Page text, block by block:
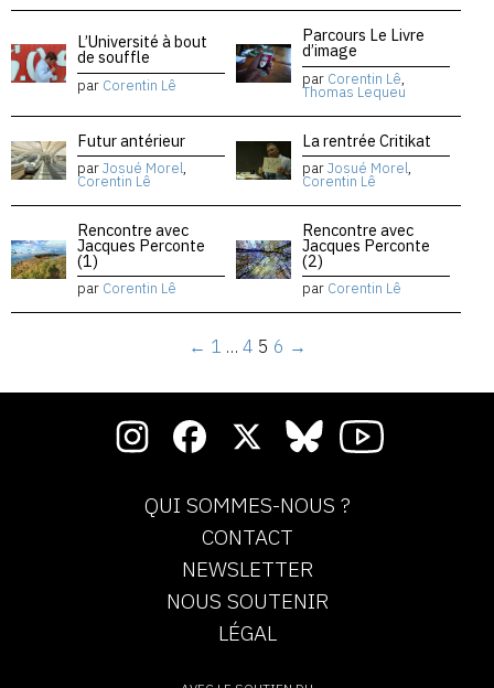
L’Université à bout
de souffle
par Corentin Lê
Parcours Le Livre
d’image
par Corentin Lê,
Thomas Lequeu
Futur antérieur
parJosué Morel,
Corentin Lê
La rentrée Critikat
parJosué Morel,
Corentin Lê
Rencontre avec
Jacques Perconte
(1)
par Corentin Lê
Rencontre avec
Jacques Perconte
(2)
par Corentin Lê
← 1 … 4 5 6 →
QUI SOMMES-NOUS ?
CONTACT
NEWSLETTER
NOUS SOUTENIR
LÉGAL